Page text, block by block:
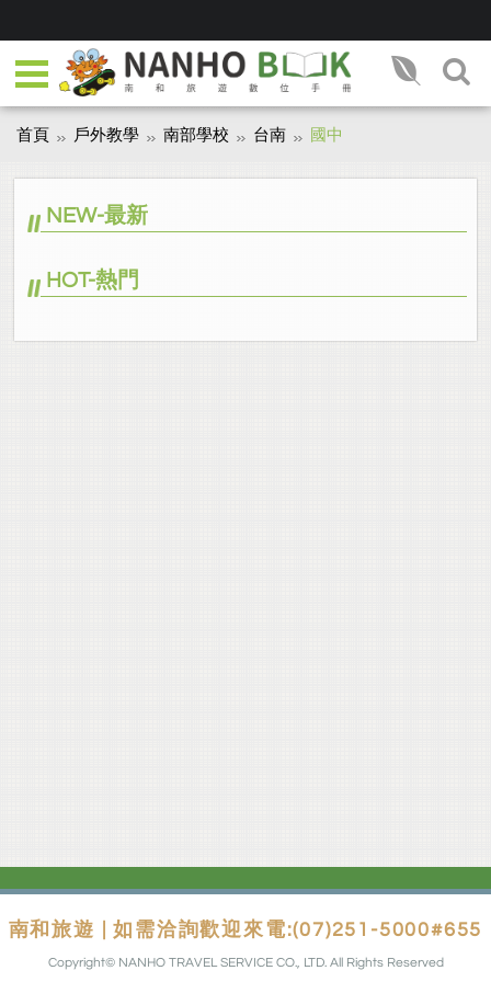
首頁 戶外教學 南部學校 台南 國中
NEW-最新
HOT-熱門
南和旅遊 | 如需洽詢歡迎來電:(07)251-5000#655
Copyright© NANHO TRAVEL SERVICE CO., LTD. All Rights Reserved